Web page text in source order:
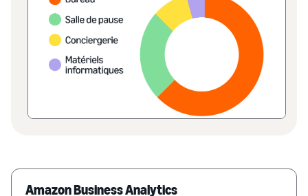
Amazon Business Analytics